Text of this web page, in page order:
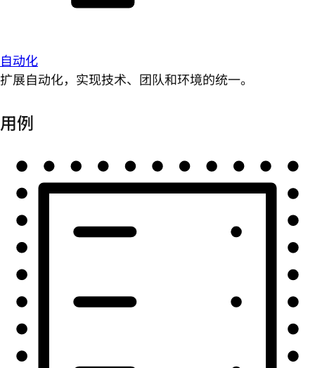
自动化
扩展自动化，实现技术、团队和环境的统一。
用例